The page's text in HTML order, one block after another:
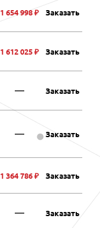
1 654 998 ₽ Заказать
1 612 025 ₽ Заказать
— Заказать
— Заказать
1 364 786 ₽ Заказать
— Заказать